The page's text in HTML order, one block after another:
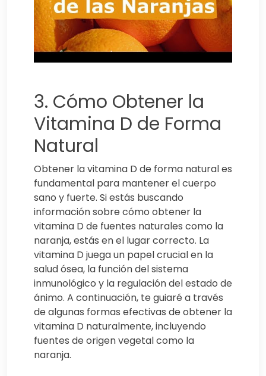
3. Cómo Obtener la
Vitamina D de Forma
Natural
Obtener la vitamina D de forma natural es
fundamental para mantener el cuerpo
sano y fuerte. Si estás buscando
información sobre cómo obtener la
vitamina D de fuentes naturales como la
naranja, estás en el lugar correcto. La
vitamina D juega un papel crucial en la
salud ósea, la función del sistema
inmunológico y la regulación del estado de
ánimo. A continuación, te guiaré a través
de algunas formas efectivas de obtener la
vitamina D naturalmente, incluyendo
fuentes de origen vegetal como la
naranja.